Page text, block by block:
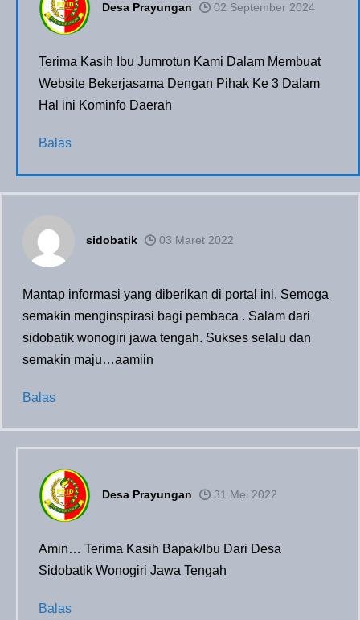
Desa Prayungan 02 September 2024
Terima Kasih Ibu Jumrotun Kami Dalam Membuat
Website Bekerjasama Dengan Pihak Ke 3 Dalam
Hal ini Kominfo Daerah
Balas
sidobatik 03 Maret 2022
Mantap informasi yang diberikan di portal ini. Semoga
semakin menginspirasi bagi pembaca . Salam dari
sidobatik wonogiri jawa tengah. Sukses selalu dan
semakin maju…aamiin
Balas
Desa Prayungan 31 Mei 2022
Amin… Terima Kasih Bapak/Ibu Dari Desa
Sidobatik Wonogiri Jawa Tengah
Balas